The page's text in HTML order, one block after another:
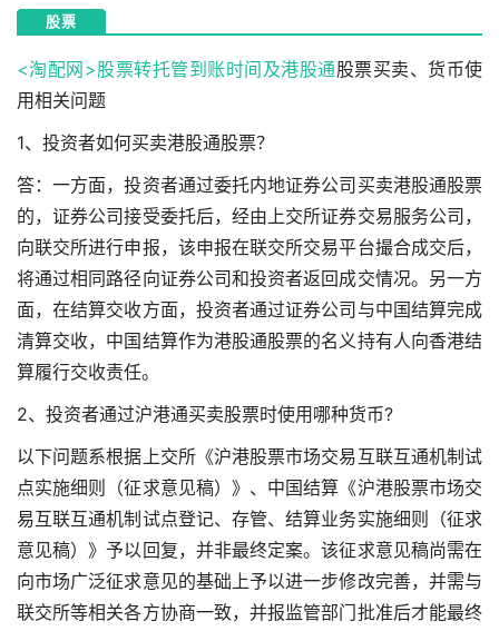
股票
<淘配网>股票转托管到账时间及港股通股票买卖、货币使
用相关问题
1、投资者如何买卖港股通股票？
答：一方面，投资者通过委托内地证券公司买卖港股通股票
的，证券公司接受委托后，经由上交所证券交易服务公司，
向联交所进行申报，该申报在联交所交易平台撮合成交后，
将通过相同路径向证券公司和投资者返回成交情况。另一方
面，在结算交收方面，投资者通过证券公司与中国结算完成
清算交收，中国结算作为港股通股票的名义持有人向香港结
算履行交收责任。
2、投资者通过沪港通买卖股票时使用哪种货币?
以下问题系根据上交所《沪港股票市场交易互联互通机制试
点实施细则（征求意见稿）》、中国结算《沪港股票市场交
易互联互通机制试点登记、存管、结算业务实施细则（征求
意见稿）》予以回复，并非最终定案。该征求意见稿尚需在
向市场广泛征求意见的基础上予以进一步修改完善，并需与
联交所等相关各方协商一致，并报监管部门批准后才能最终